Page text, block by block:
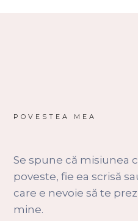
POVESTEA MEA
Se spune că misiunea
poveste, fie ea scrisă
care e nevoie să te
mine.